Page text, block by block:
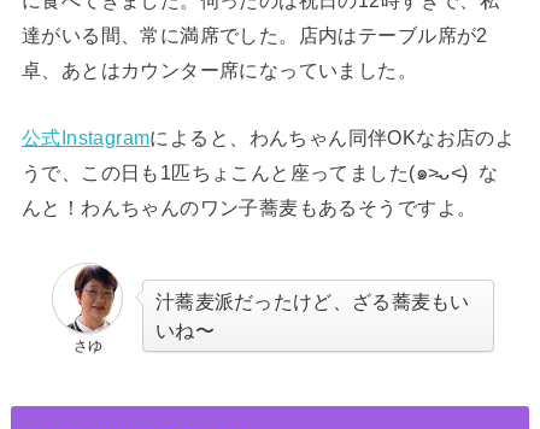
達がいる間、常に満席でした。店内はテーブル席が2
卓、あとはカウンター席になっていました。
公式Instagramによると、わんちゃん同伴OKなお店のよ
うで、この日も1匹ちょこんと座ってました(๑˃̵ᴗ˂̵) な
んと！わんちゃんのワン子蕎麦もあるそうですよ。
さゆ
汁蕎麦派だったけど、ざる蕎麦もい
いね〜